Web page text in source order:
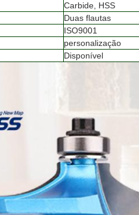
Carbide, HSS
Duas flautas
ISO9001
personalização
Disponível